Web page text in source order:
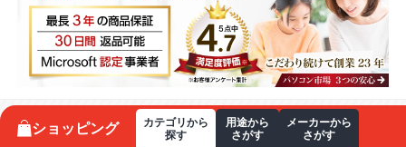
ショッピング
カテゴリから
探す
用途から
さがす
メーカーから
さがす